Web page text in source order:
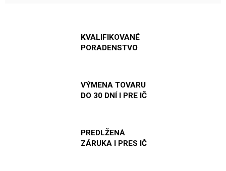
KVALIFIKOVANÉ
PORADENSTVO
VÝMENA TOVARU
DO 30 DNÍ I PRE IČ
PREDLŽENÁ
ZÁRUKA I PRES IČ